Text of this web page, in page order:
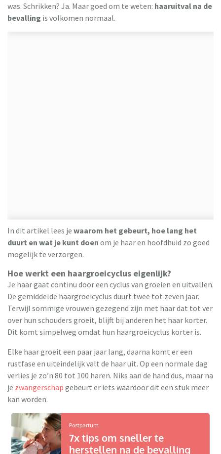
was. Schrikken? Ja. Maar goed om te weten: haaruitval na de
bevalling is volkomen normaal.
In dit artikel lees je waarom het gebeurt, hoe lang het
duurt en wat je kunt doen om je haar en hoofdhuid zo goed
mogelijk te verzorgen.
Hoe werkt een haargroeicyclus eigenlijk?
Je haar gaat continu door een cyclus van groeien en uitvallen.
De gemiddelde haargroeicyclus duurt twee tot zeven jaar.
Terwijl sommige vrouwen gezegend zijn met haar dat tot ver
over hun schouders groeit, blijft bij anderen het haar korter.
Dit komt simpelweg omdat hun haargroeicyclus korter is.
Elke haar groeit een paar jaar lang, daarna komt er een
rustfase en uiteindelijk valt de haar uit. Op een normale dag
verlies je zo’n 80 tot 100 haren. Niks aan de hand dus, maar na
je zwangerschap gebeurt er iets waardoor dit een stuk meer
kan worden.
Postpartum
7x tips om sneller te
herstellen na de bevalling